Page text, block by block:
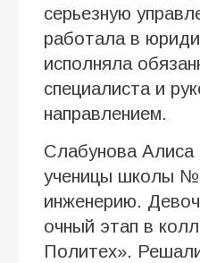
серьезную
работала в
исполняла
специалиста и
направлением.
Слабунова Алиса
ученицы школы
инженерию.
очный этап в
Политех».